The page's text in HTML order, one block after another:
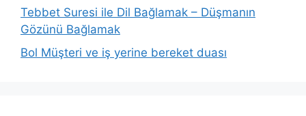
Tebbet Suresi ile Dil Bağlamak – Düşmanın
Gözünü Bağlamak
Bol Müşteri ve iş yerine bereket duası